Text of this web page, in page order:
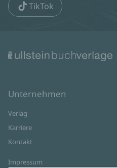
TikTok
Unternehmen
Verlag
Karriere
Kontakt
Impressum